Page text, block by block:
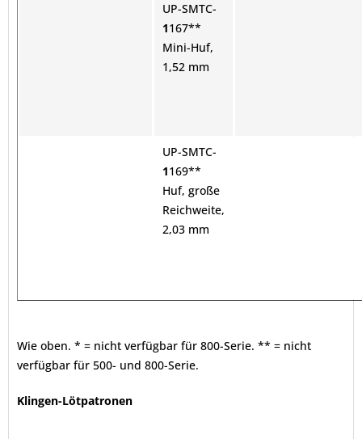
UP-SMTC-
1167**
Mini-Huf,
1,52 mm
UP-SMTC-
1169**
Huf, große
Reichweite,
2,03 mm
Wie oben. * = nicht verfügbar für 800-Serie. ** = nicht
verfügbar für 500- und 800-Serie.
Klingen-Lötpatronen